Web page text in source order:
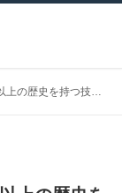
【電子通信製品の営業職】150年以上の歴史を持つ技術専門商社「コーンズグループ」◆IT時代を支える通信機器の営業